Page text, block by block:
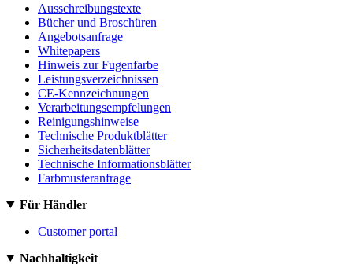
Ausschreibungstexte
Bücher und Broschüren
Angebotsanfrage
Whitepapers
Hinweis zur Fugenfarbe
Leistungsverzeichnissen
CE-Kennzeichnungen
Verarbeitungsempfelungen
Reinigungshinweise
Technische Produktblätter
Sicherheitsdatenblätter
Technische Informationsblätter
Farbmusteranfrage
Für Händler
Customer portal
Nachhaltigkeit